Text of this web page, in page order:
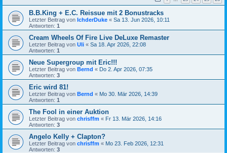
B.B.King + E.C. Reissue mit 2 Bonustracks
Letzter Beitrag von IchderDuke « Sa 13. Jun 2026, 10:11
Antworten: 1
Cream Wheels Of Fire Live DeLuxe Remaster
Letzter Beitrag von Uli « Sa 18. Apr 2026, 22:08
Antworten: 1
Neue Supergroup mit Eric!!!
Letzter Beitrag von Bernd « Do 2. Apr 2026, 07:35
Antworten: 3
Eric wird 81!
Letzter Beitrag von Bernd « Mo 30. Mär 2026, 14:39
Antworten: 1
The Fool in einer Auktion
Letzter Beitrag von chrisffm « Fr 13. Mär 2026, 14:16
Antworten: 3
Angelo Kelly + Clapton?
Letzter Beitrag von chrisffm « Mo 23. Feb 2026, 12:31
Antworten: 3